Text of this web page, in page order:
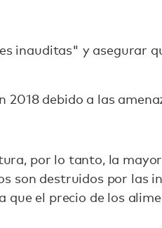
inauditas" y asegurar
debido a las
por lo tanto, la
son destruidos por las
que el precio de los